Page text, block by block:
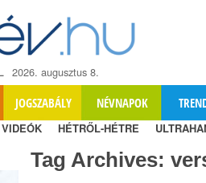
2026. augusztus 8.
JOGSZABÁLY NÉVNAPOK
VIDEÓK HÉTRŐL-HÉTRE
Tag Archives: